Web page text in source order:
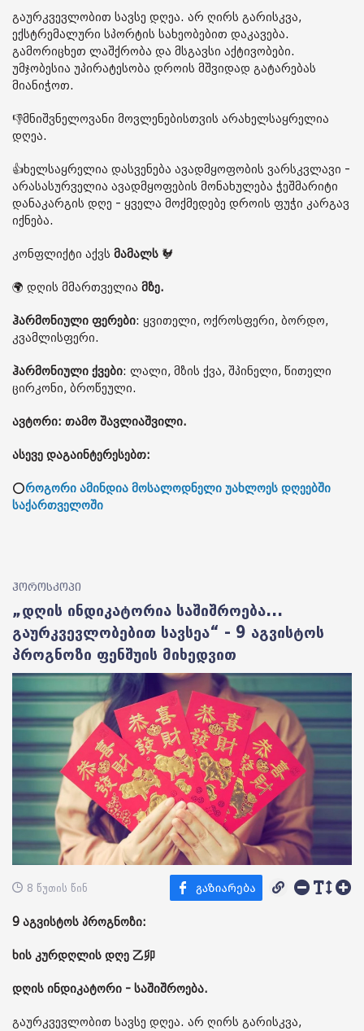
გაურკვევლობით სავსე დღეა. არ ღირს გარისკვა,
ექსტრემალური სპორტის სახეობებით დაკავება.
გამორიცხეთ ლაშქრობა და მსგავსი აქტივობები.
უმჯობესია უპირატესობა დროის მშვიდად გატარებას
მიანიჭოთ.
👎მნიშვნელოვანი მოვლენებისთვის არახელსაყრელია
დღეა.
👍ხელსაყრელია დასვენება ავადმყოფობის ვარსკვლავი -
არასასურველია ავადმყოფების მონახულება ჭეშმარიტი
დანაკარგის დღე - ყველა მოქმედებე დროის ფუჭი კარგავ
იქნება.
კონფლიქტი აქვს მამალს 🐓
🌍 დღის მმართველია მზე.
ჰარმონიული ფერები: ყვითელი, ოქროსფერი, ბორდო,
კვამლისფერი.
ჰარმონიული ქვები: ლალი, მზის ქვა, შპინელი, წითელი
ცირკონი, ბროწეული.
ავტორი: თამო შავლიაშვილი.
ასევე დაგაინტერესებთ:
⭕როგორი ამინდია მოსალოდნელი უახლოეს დღეებში
საქართველოში
ჰოროსკოპი
„დღის ინდიკატორია საშიშროება...
გაურკვევლობებით სავსეა“ - 9 აგვისტოს
პროგნოზი ფენშუის მიხედვით
8 წუთის წინ
9 აგვისტოს პროგნოზი:
ხის კურდღლის დღე 乙卯
დღის ინდიკატორი - საშიშროება.
გაურკვევლობით სავსე დღეა. არ ღირს გარისკვა,